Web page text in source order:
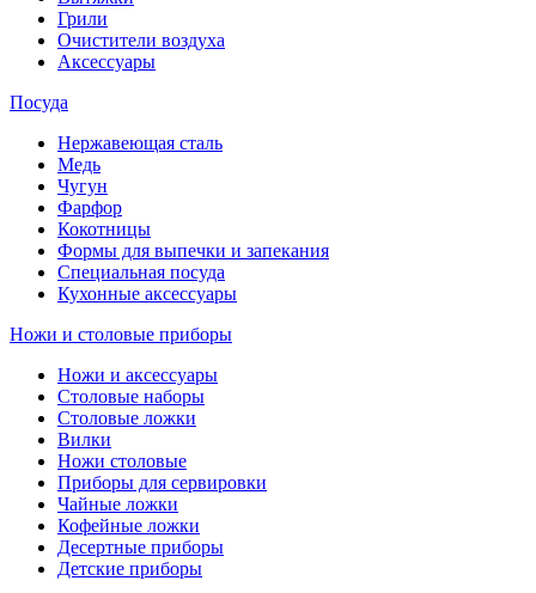
Грили
Очистители воздуха
Аксессуары
Посуда
Нержавеющая сталь
Медь
Чугун
Фарфор
Кокотницы
Формы для выпечки и запекания
Специальная посуда
Кухонные аксессуары
Ножи и столовые приборы
Ножи и аксессуары
Столовые наборы
Столовые ложки
Вилки
Ножи столовые
Приборы для сервировки
Чайные ложки
Кофейные ложки
Десертные приборы
Детские приборы